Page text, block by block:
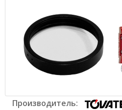
Производитель: